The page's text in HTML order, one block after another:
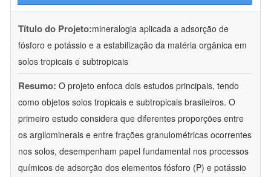
Título do Projeto:mineralogia aplicada a adsorção de
fósforo e potássio e a estabilização da matéria orgânica em
solos tropicais e subtropicais
Resumo: O projeto enfoca dois estudos principais, tendo
como objetos solos tropicais e subtropicais brasileiros. O
primeiro estudo considera que diferentes proporções entre
os argilominerais e entre frações granulométricas ocorrentes
nos solos, desempenham papel fundamental nos processos
químicos de adsorção dos elementos fósforo (P) e potássio